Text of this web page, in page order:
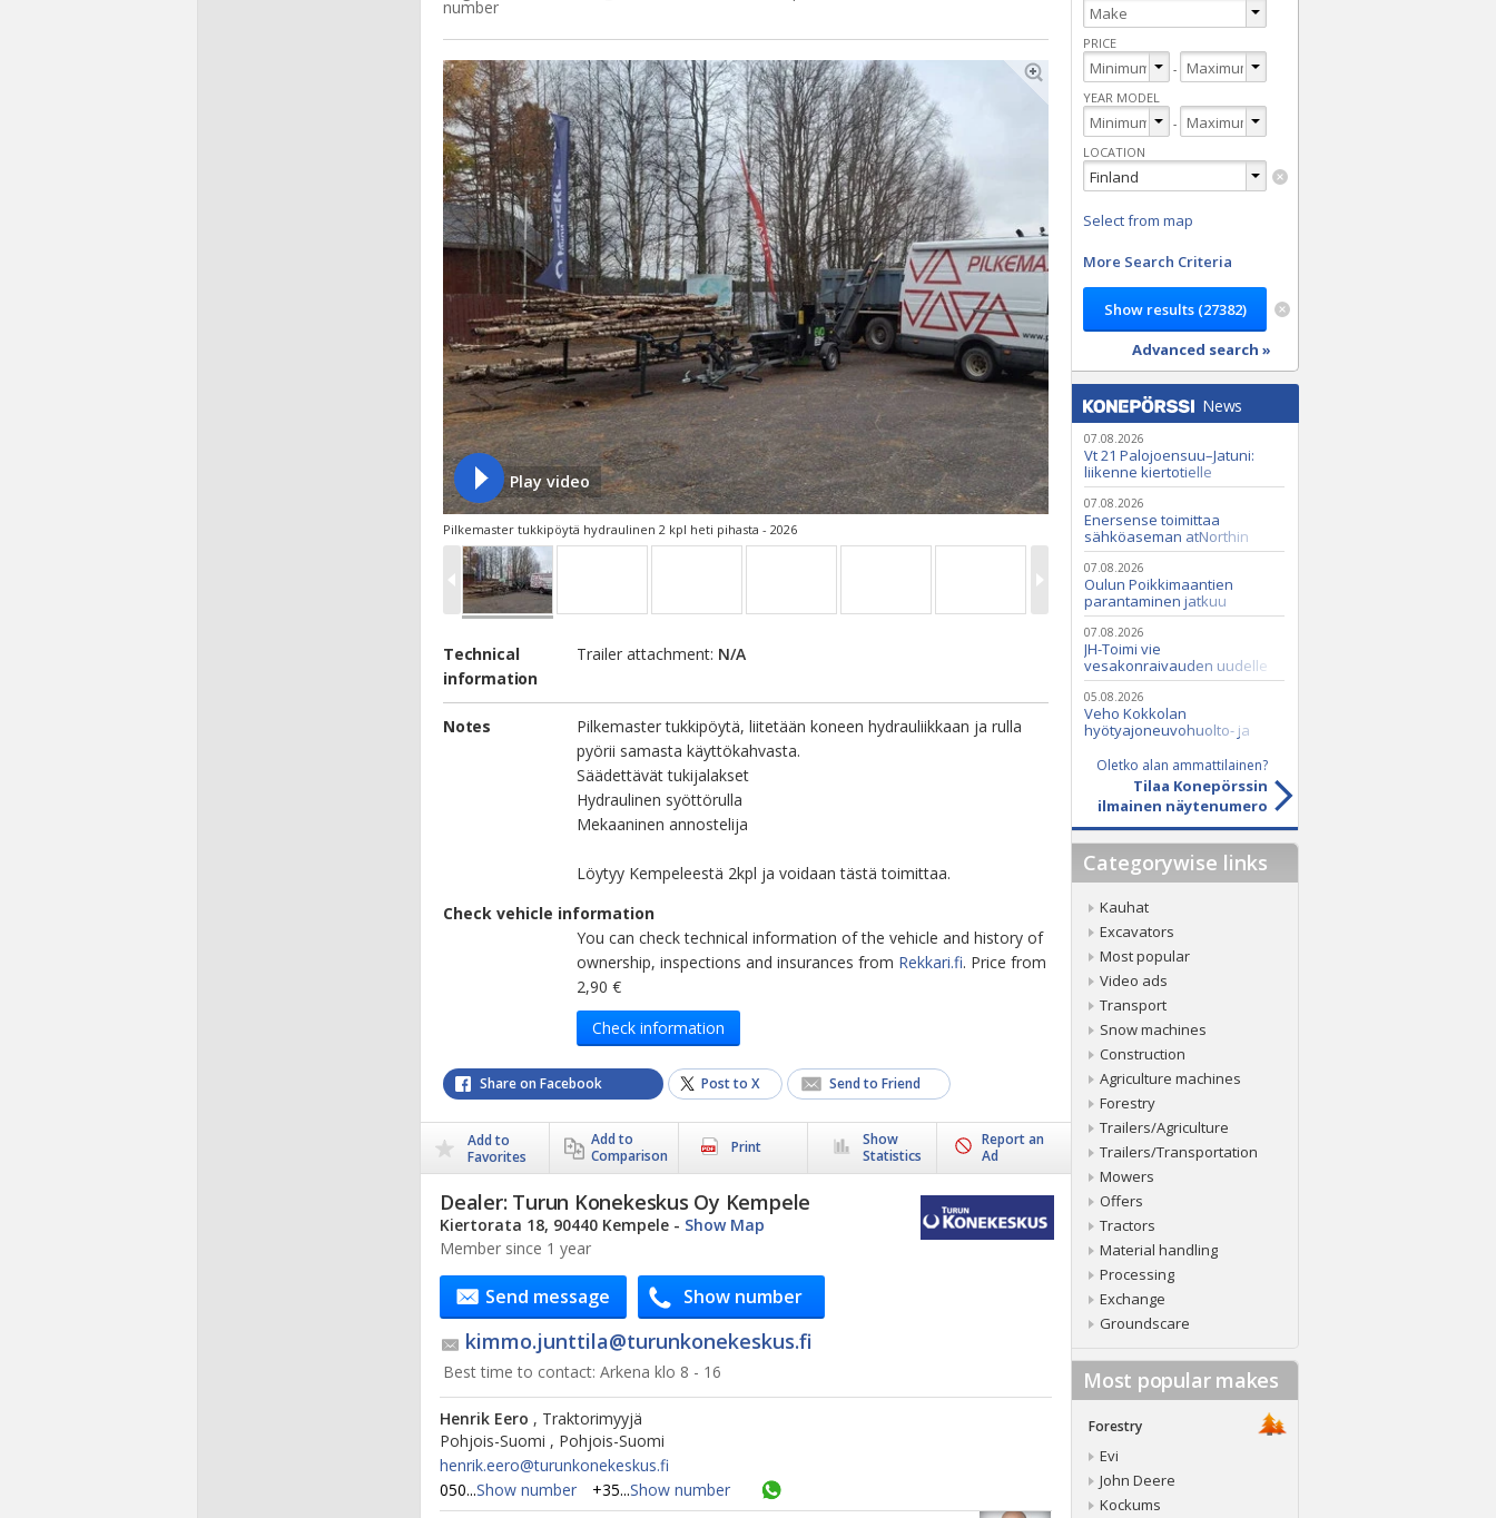
number
Play video
Pilkemaster tukkipöytä hydraulinen 2 kpl heti pihasta - 2026
Technical
information
Trailer attachment: N/A
Notes
Pilkemaster tukkipöytä, liitetään koneen hydrauliikkaan ja rulla
pyörii samasta käyttökahvasta.
Säädettävät tukijalakset
Hydraulinen syöttörulla
Mekaaninen annostelija
Löytyy Kempeleestä 2kpl ja voidaan tästä toimittaa.
Check vehicle information
You can check technical information of the vehicle and history of
ownership, inspections and insurances from Rekkari.fi. Price from
2,90 €
Check information
Share on Facebook Post to X Send to Friend
Add to
Favorites
Add to
Comparison
Print
Show
Statistics
Report an
Ad
Dealer: Turun Konekeskus Oy Kempele
Kiertorata 18, 90440 Kempele - Show Map
Member since 1 year
Send message Show number
kimmo.junttila@​turunkonekeskus.fi
Best time to contact: Arkena klo 8 - 16
Henrik Eero , Traktorimyyjä
Pohjois-Suomi , Pohjois-Suomi
henrik.eero@​turunkonekeskus.fi
050...Show number +35...Show number
PRICE
-
YEAR MODEL
-
LOCATION
Select from map
More Search Criteria
Advanced search »
News
07.08.2026
Vt 21 Palojoensuu–Jatuni:
liikenne kiertotielle
Nunasjoen silloilla
07.08.2026
Enersense toimittaa
sähköaseman atNorthin
datakeskukseen
07.08.2026
Oulun Poikkimaantien
parantaminen jatkuu
07.08.2026
JH-Toimi vie
vesakonraivauden uudelle
tasolle Casen ja Seppi-
murskaimen avulla
05.08.2026
Veho Kokkolan
hyötyajoneuvohuolto- ja
Oy:lle lokakuussa
Oletko alan ammattilainen?
Tilaa Konepörssin
ilmainen näytenumero
Categorywise links
Kauhat
Excavators
Most popular
Video ads
Transport
Snow machines
Construction
Agriculture machines
Forestry
Trailers/Agriculture
Trailers/Transportation
Mowers
Offers
Tractors
Material handling
Processing
Exchange
Groundscare
Most popular makes
Forestry
Evi
John Deere
Kockums